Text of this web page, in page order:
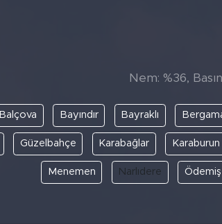
Nem: %36,
Balçova Bayındır Bayraklı
Güzelbahçe Karabağlar Karaburun
Menemen Narlıdere Ödemiş